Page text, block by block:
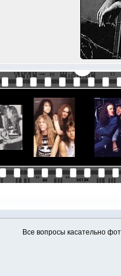
Все вопросы касательно